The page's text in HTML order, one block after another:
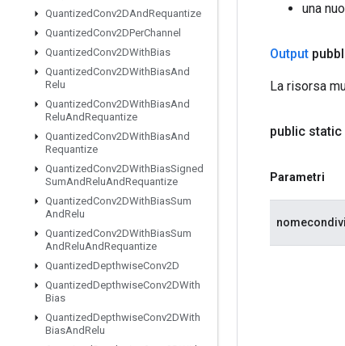
QuantizedConv2DAndRequantize
QuantizedConv2DPerChannel
QuantizedConv2DWithBias
QuantizedConv2DWithBiasAnd
Relu
QuantizedConv2DWithBiasAnd
ReluAndRequantize
QuantizedConv2DWithBiasAnd
Requantize
QuantizedConv2DWithBiasSigned
SumAndReluAndRequantize
QuantizedConv2DWithBiasSum
AndRelu
QuantizedConv2DWithBiasSum
AndReluAndRequantize
QuantizedDepthwiseConv2D
QuantizedDepthwiseConv2DWith
Bias
QuantizedDepthwiseConv2DWith
BiasAndRelu
una
Output
La risorsa
public static
Parametri